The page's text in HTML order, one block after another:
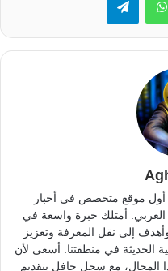
أول موقع متخصص في أخبار
العربي. أمتلك خبرة واسعة في
إلى نقل المعرفة وتعزيز
الحديثة في منطقتنا. أسعى لأن
المجال، مع سجل حافل بتقديم